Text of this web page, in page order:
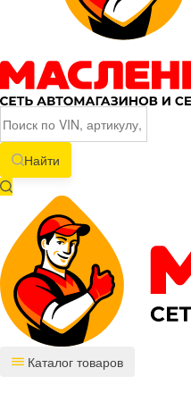
Найти
Каталог товаров